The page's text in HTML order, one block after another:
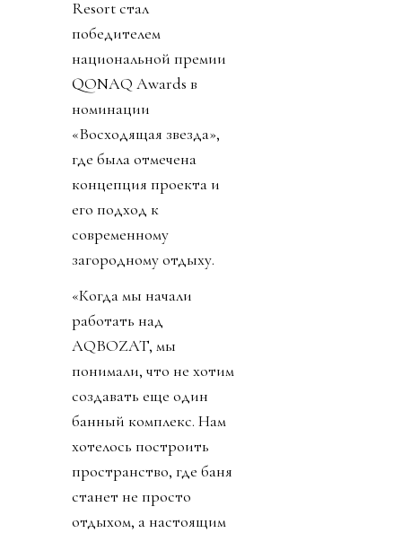
Resort стал
победителем
национальной премии
QONAQ Awards в
номинации
«Восходящая звезда»,
где была отмечена
концепция проекта и
его подход к
современному
загородному отдыху.
«Когда мы начали
работать над
AQBOZAT, мы
понимали, что не хотим
создавать еще один
банный комплекс. Нам
хотелось построить
пространство, где баня
станет не просто
отдыхом, а настоящим